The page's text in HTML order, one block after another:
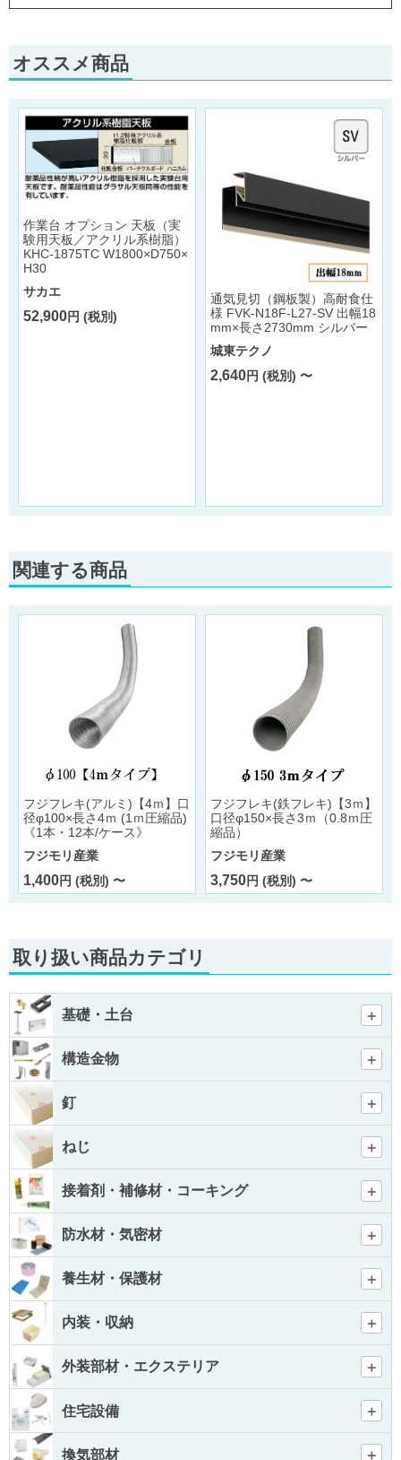
オススメ商品
作業台 オプション 天板（実
験用天板／アクリル系樹脂）
KHC-1875TC W1800×D750×
H30
サカエ
52,900円 (税別)
通気見切（鋼板製）高耐食仕
様 FVK-N18F-L27-SV 出幅18
mm×長さ2730mm シルバー
城東テクノ
2,640円 (税別) 〜
関連する商品
フジフレキ(アルミ)【4ｍ】口
径φ100×長さ4ｍ (1ｍ圧縮品)
《1本・12本/ケース》
フジモリ産業
1,400円 (税別) 〜
フジフレキ(鉄フレキ)【3ｍ】
口径φ150×長さ3ｍ（0.8ｍ圧
縮品）
フジモリ産業
3,750円 (税別) 〜
取り扱い商品カテゴリ
基礎・土台
構造金物
釘
ねじ
接着剤・補修材・コーキング
防水材・気密材
養生材・保護材
内装・収納
外装部材・エクステリア
住宅設備
換気部材